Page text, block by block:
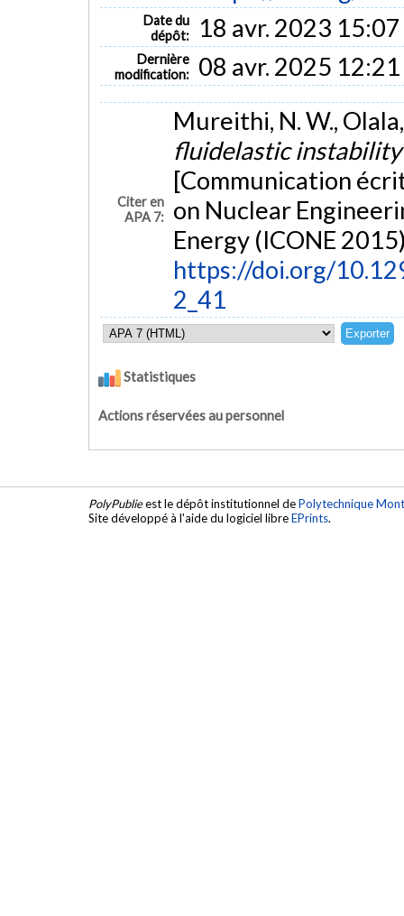
Date du
dépôt:
18 avr. 2023 15:07
Dernière
modification:
08 avr. 2025 12:21
Citer en
APA 7:
Mureithi, N. W.,
fluidelastic
[Communication
on Nuclear
Energy (ICONE
https://doi.org/
2_41
Statistiques
Actions réservées au personnel
PolyPublieest le dépôt institutionnel dePolytechnique
Site développé à l'aide du logiciel libreEPrints.